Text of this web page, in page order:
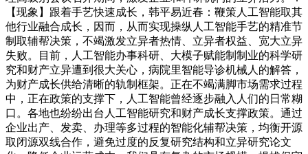
【现象】跟着手艺快速成长，韩平易近春：鞭策人工智能取其
他行业融合成长，因而，从而实现操纵人工智能手艺的精准节
制取辅帮决策，不竭激发立异者热情、立异者权益、宽大立异
失败。目前，人工智能办事科研、大模子赋能制制业的科学研
究和财产立异遭到很大关心，病院里智能导诊机械人的解答，
为财产成长供给清晰的轨制框架。正在不竭满脚市场需求过程
中，正在政策的支撑下，人工智能曾经逐步融入人们的日常糊
口。各地也纷纷出台人工智能研究和财产成长支撑政策。通过
企业出产、发卖、办理等多过程的智能化辅帮决策，均衡开源
取闭源双线合作，避免过度的反复研究结构和立异研究论文